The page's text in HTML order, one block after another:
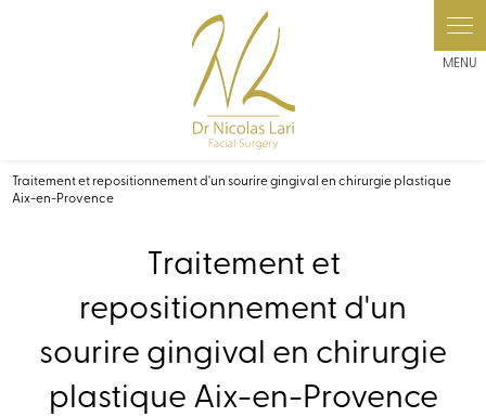
Traitement et repositionnement d'un sourire gingival en chirurgie plastique
Aix-en-Provence
Traitement et
repositionnement d'un
sourire gingival en chirurgie
plastique Aix-en-Provence
Panneau de gestion des cookies